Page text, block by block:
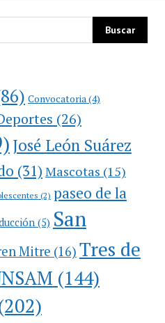
Convocatoria (4)
(26)
José León Suárez
(31) Mascotas (15)
(2) paseo de la
(5) San
Mitre (16) Tres de
(144)